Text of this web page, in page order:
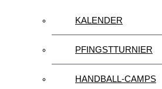
KALENDER
PFINGSTTURNIER
HANDBALL-CAMPS